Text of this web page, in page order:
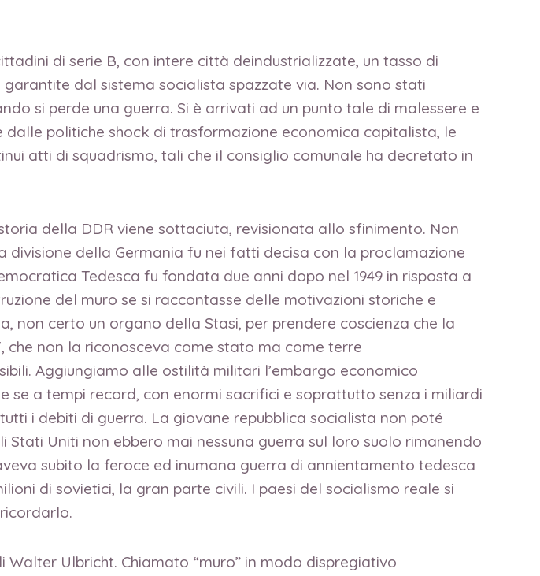
di serie B, con intere città deindustrializzate, un tasso di
dal sistema socialista spazzate via. Non sono stati
si perde una guerra. Si è arrivati ad un punto tale di malessere e
politiche shock di trasformazione economica capitalista, le
atti di squadrismo, tali che il consiglio comunale ha decretato in
della DDR viene sottaciuta, revisionata allo sfinimento. Non
divisione della Germania fu nei fatti decisa con la proclamazione
Tedesca fu fondata due anni dopo nel 1949 in risposta a
del muro se si raccontasse delle motivazioni storiche e
non certo un organo della Stasi, per prendere coscienza che la
che non la riconosceva come stato ma come terre
Aggiungiamo alle ostilità militari l’embargo economico
a tempi record, con enormi sacrifici e soprattutto senza i miliardi
i debiti di guerra. La giovane repubblica socialista non poté
Uniti non ebbero mai nessuna guerra sul loro suolo rimanendo
subito la feroce ed inumana guerra di annientamento tedesca
di sovietici, la gran parte civili. I paesi del socialismo reale si
Ulbricht. Chiamato “muro” in modo dispregiativo